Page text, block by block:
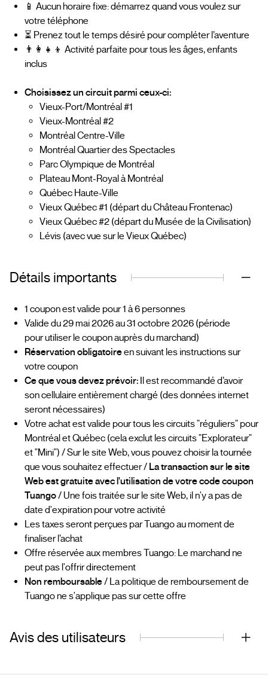
📱 Aucun horaire fixe: démarrez quand vous voulez sur
votre téléphone
⏳ Prenez tout le temps désiré pour compléter l’aventure
👨‍👩‍👧‍👦 Activité parfaite pour tous les âges, enfants
inclus
Choisissez un circuit parmi ceux-ci:
Vieux-Port/Montréal #1
Vieux-Montréal #2
Montréal Centre-Ville
Montréal Quartier des Spectacles
Parc Olympique de Montréal
Plateau Mont-Royal à Montréal
Québec Haute-Ville
Vieux Québec #1 (départ du Château Frontenac)
Vieux Québec #2 (départ du Musée de la Civilisation)
Lévis (avec vue sur le Vieux Québec)
Détails importants
1 coupon est valide pour 1 à 6 personnes
Valide du 29 mai 2026 au 31 octobre 2026 (période
pour utiliser le coupon auprès du marchand)
Réservation obligatoireen suivant les instructions sur
votre coupon
Ce que vous devez prévoir: Il est recommandé d’avoir
son cellulaire entièrement chargé (des données internet
seront nécessaires)
Votre achat est valide pour tous les circuits "réguliers" pour
Montréal et Québec (cela exclut les circuits "Explorateur"
et "Mini") / Sur le site Web, vous pouvez choisir la tournée
que vous souhaitez effectuer / La transaction sur le site
Web est gratuite avec l'utilisation de votre code coupon
Tuango/ Une fois traitée sur le site Web, il n'y a pas de
date d'expiration pour votre activité
Les taxes seront perçues par Tuango au moment de
finaliser l’achat
Offre réservée aux membres Tuango: Le marchand ne
peut pas l'offrir directement
Non remboursable/ La politique de remboursement de
Tuango ne s'applique pas sur cette offre
Avis des utilisateurs